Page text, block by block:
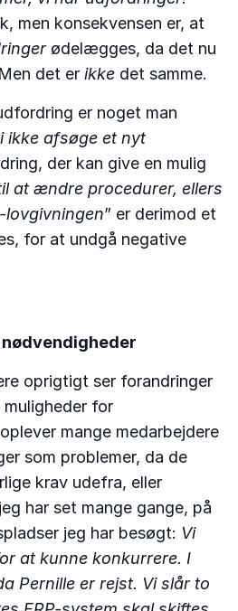
men konsekvensen er, at
ødelægges, da det nu
det er ikke det samme.
er noget man
ikke afsøge et nyt
der kan give en mulig
at ændre procedurer, ellers
lovgivningen” er derimod et
for at undgå negative
oprigtigt ser forandringer
for
mange medarbejdere
som problemer, da de
krav udefra, eller
har set mange gange, på
jeg har besøgt: Vi
at kunne konkurrere. I
Pernille er rejst. Vi slår to